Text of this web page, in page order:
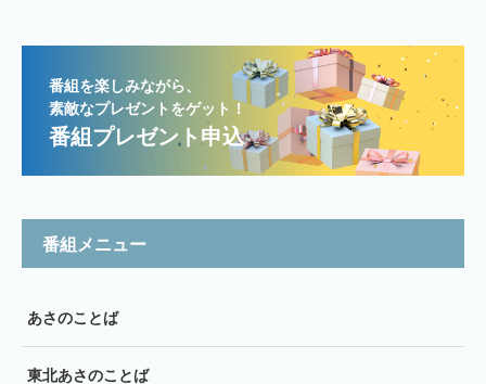
番組を楽しみながら、
素敵なプレゼントをゲット！
番組プレゼント申込
番組メニュー
あさのことば
東北あさのことば